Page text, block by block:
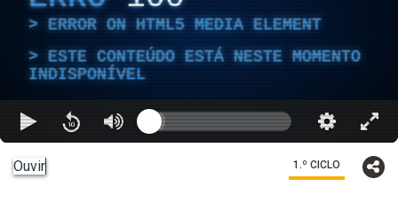
ERROR ON HTML5 MEDIA ELEMENT
ESTE CONTEÚDO ESTÁ NESTE MOMENTO
INDISPONÍVEL
Ouvir 1.º CICLO